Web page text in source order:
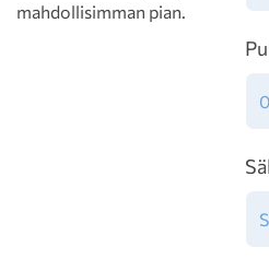
mahdollisimman pian.